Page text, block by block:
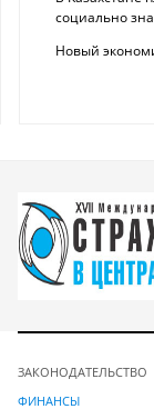
социально
Новый
ЗАКОНОДАТЕЛЬСТВО
ФИНАНСЫ